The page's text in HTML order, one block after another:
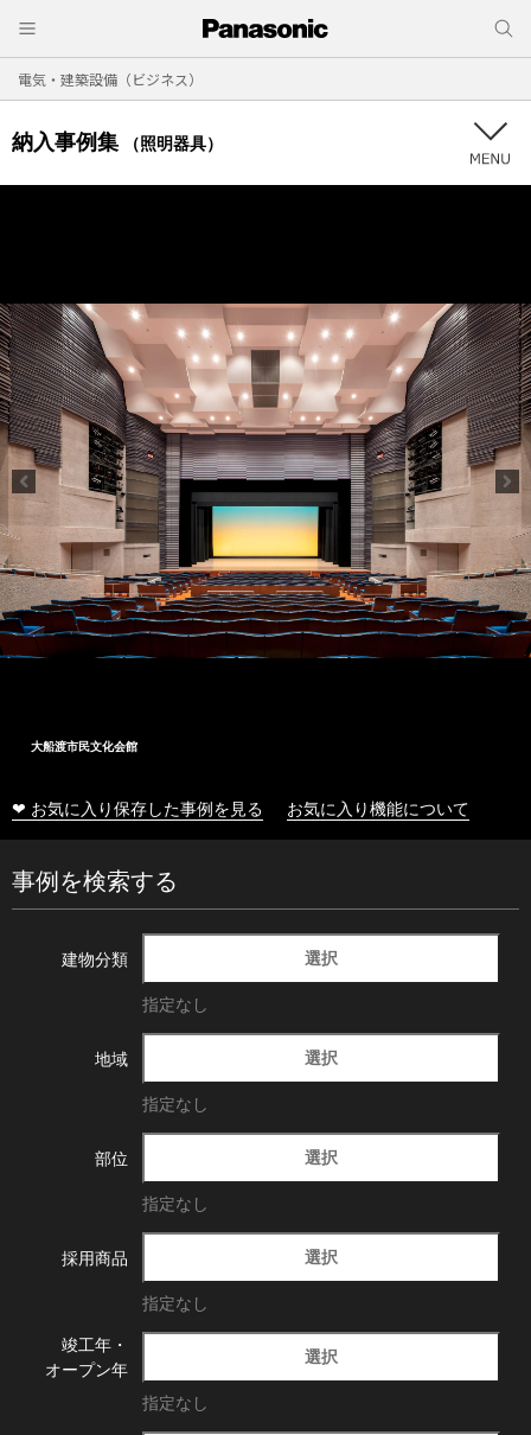
電気・建築設備（ビジネス）
納入事例集 （照明器具）
大船渡市民文化会館
❤ お気に入り保存した事例を見る お気に入り機能について
事例を検索する
建物分類 選択
指定なし
地域 選択
指定なし
部位 選択
指定なし
採用商品 選択
指定なし
竣工年・
オープン年
選択
指定なし